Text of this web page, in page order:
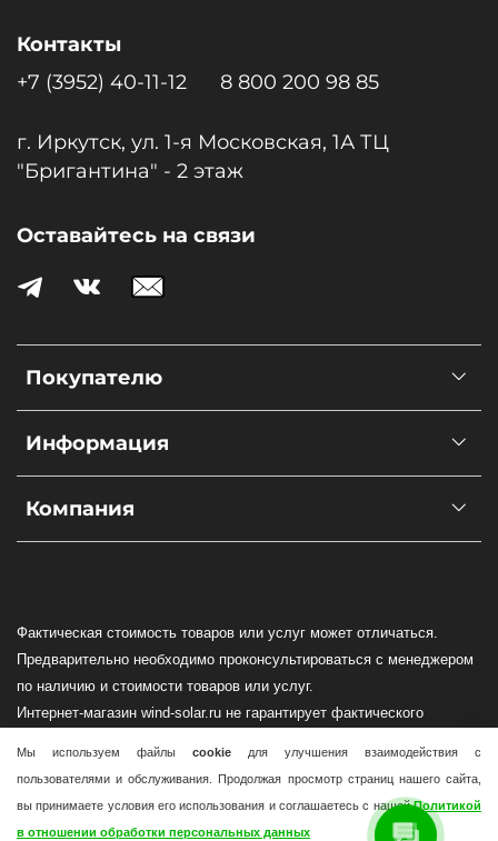
Покупателю
Информация
Компания
Контакты
+7 (3952) 40-11-12
8 800 200 98 85
г. Иркутск, ул. 1-я Московcкая, 1А ТЦ
"Бригантина" - 2 этаж
Оставайтесь на связи
Фактическая стоимость товаров или услуг может отличаться.
Предварительно необходимо проконсультироваться с менеджером
по наличию и стоимости товаров или услуг.
Интернет-магазин wind-solar.ru не гарантирует фактического
Все транспортные расходы оплачивает в полной мере покупатель!
Мы используем файлы cookie для улучшения взаимодействия с
пользователями и обслуживания. Продолжая просмотр страниц нашего сайта,
вы принимаете условия его использования и соглашаетесь с нашейПолитикой
в отношении обработки персональных данных